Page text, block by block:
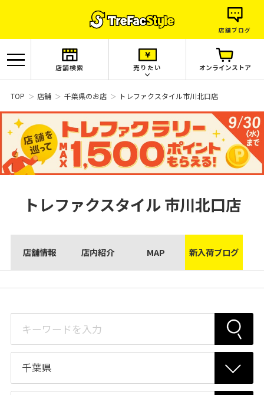
店舗ブログ
店舗検索 売りたい オンラインストア
TOP 店舗 千葉県のお店 トレファクスタイル市川北口店
トレファクスタイル市川北口店
店舗情報 店内紹介 MAP 新入荷ブログ